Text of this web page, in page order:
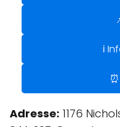
ℹ️
Adresse: 1176